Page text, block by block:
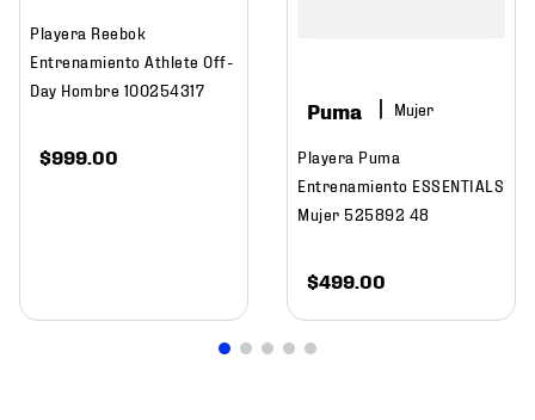
Playera Reebok
Entrenamiento Athlete Off-
Day Hombre 100254317
$999.00
Puma Mujer
Playera Puma
Entrenamiento ESSENTIALS
Mujer 525892 48
$499.00